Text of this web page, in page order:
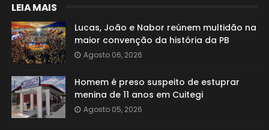
LEIA MAIS
Lucas, João e Nabor reúnem multidão na
maior convenção da história da PB
Agosto 06, 2026
Homem é preso suspeito de estuprar
menina de 11 anos em Cuitegi
Agosto 05, 2026